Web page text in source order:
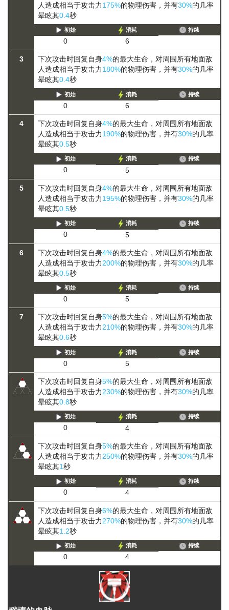
人造成相当于攻击力175%的物理伤害，并有30%的几率
晕眩其0.4秒
初始
0
消耗
6
持续
3 下次攻击时回复自身4%的最大生命，对周围所有地面敌
人造成相当于攻击力180%的物理伤害，并有30%的几率
晕眩其0.4秒
初始
0
消耗
6
持续
4 下次攻击时回复自身4%的最大生命，对周围所有地面敌
人造成相当于攻击力190%的物理伤害，并有30%的几率
晕眩其0.5秒
初始
0
消耗
5
持续
5 下次攻击时回复自身4%的最大生命，对周围所有地面敌
人造成相当于攻击力195%的物理伤害，并有30%的几率
晕眩其0.5秒
初始
0
消耗
5
持续
6 下次攻击时回复自身4%的最大生命，对周围所有地面敌
人造成相当于攻击力200%的物理伤害，并有30%的几率
晕眩其0.5秒
初始
0
消耗
5
持续
7 下次攻击时回复自身5%的最大生命，对周围所有地面敌
人造成相当于攻击力210%的物理伤害，并有30%的几率
晕眩其0.6秒
初始
0
消耗
5
持续
下次攻击时回复自身5%的最大生命，对周围所有地面敌
人造成相当于攻击力230%的物理伤害，并有30%的几率
晕眩其0.8秒
初始
0
消耗
4
持续
下次攻击时回复自身5%的最大生命，对周围所有地面敌
人造成相当于攻击力250%的物理伤害，并有30%的几率
晕眩其1秒
初始
0
消耗
4
持续
下次攻击时回复自身6%的最大生命，对周围所有地面敌
人造成相当于攻击力270%的物理伤害，并有30%的几率
晕眩其1.2秒
初始
0
消耗
4
持续